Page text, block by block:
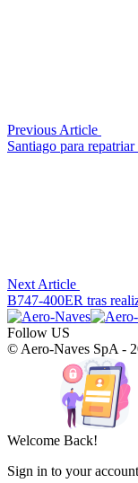
Previous Article
Santiago para
Next Article
B747-400ER tras
Follow US
© Aero-Naves SpA -
Welcome Back!
Sign in to your account